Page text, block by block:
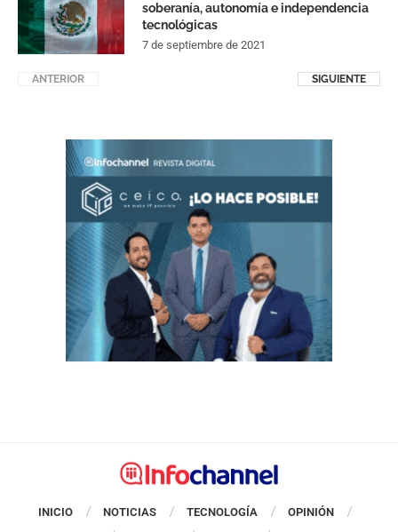
soberanía, autonomía e independencia
tecnológicas
7 de septiembre de 2021
ANTERIOR SIGUIENTE
INICIO NOTICIAS TECNOLOGÍA
OPINIÓN